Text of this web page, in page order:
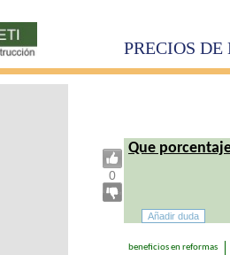
PRECIOS
0
Que
beneficios en reformas